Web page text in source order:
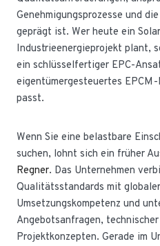
Genehmigungsprozesse und
geprägt ist. Wer heute ein
Industrieenergieprojekt plant,
ein schlüsselfertiger EPC-
eigentümergesteuertes
passt.
Wenn Sie eine belastbare
suchen, lohnt sich ein früher
Regner. Das Unternehmen
Qualitätsstandards mit
Umsetzungskompetenz und
Angebotsanfragen,
Projektkonzepten. Gerade im